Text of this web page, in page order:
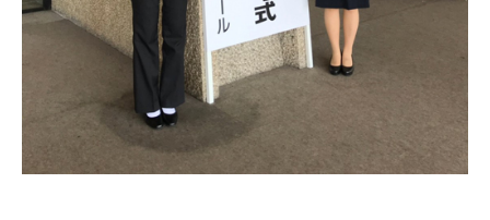
アクセス
お問い合わせ